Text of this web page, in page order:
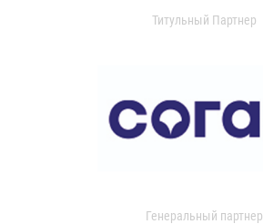
Титульный Партнер
Генеральный партнер